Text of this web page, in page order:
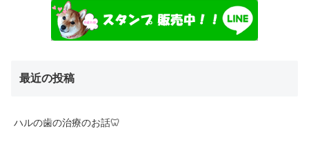
最近の投稿
ハルの歯の治療のお話🦷